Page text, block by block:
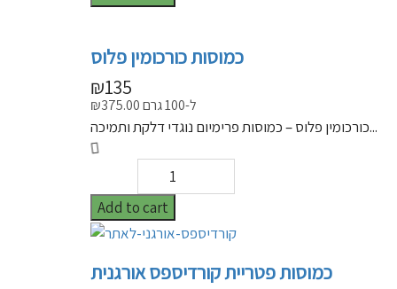
כמוסות כורכומין פלוס
₪135
₪375.00 ל-100 גרם
כורכומין פלוס – כמוסות פרימיום נוגדי דלקת ותמיכה...
Add to cart
כמוסות פטריית קורדיספס אורגנית